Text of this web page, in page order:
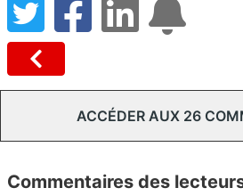
ACCÉDER AUX 26
Commentaires des